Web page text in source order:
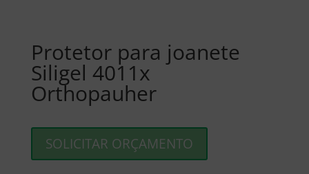
Protetor para joanete
Siligel 4011x
Orthopauher
SOLICITAR ORÇAMENTO